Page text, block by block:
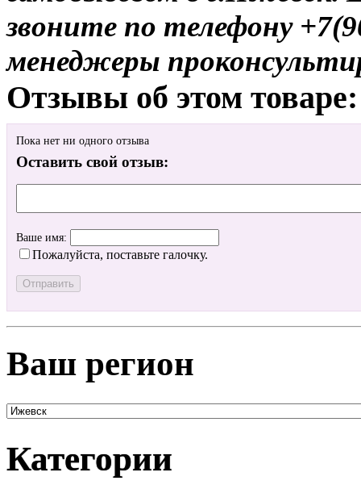
звоните по телефону
менеджеры
Отзывы об этом товаре:
Пока нет ни одного отзыва
Оставить свой отзыв:
Ваше имя:
Пожалуйста, поставьте галочку.
Ваш регион
Категории